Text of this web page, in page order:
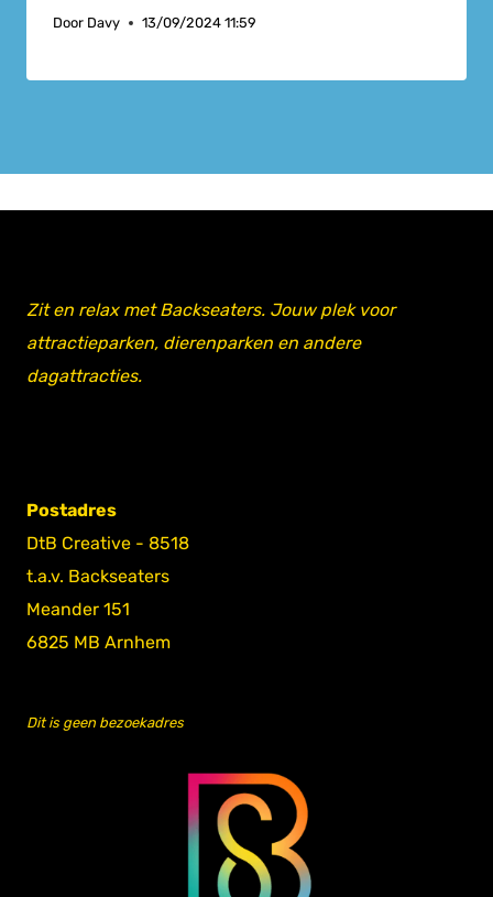
Door Davy 13/09/2024 11:59
Zit en relax met Backseaters. Jouw plek voor
attractieparken, dierenparken en andere
dagattracties.
Postadres
DtB Creative - 8518
t.a.v. Backseaters
Meander 151
6825 MB Arnhem
Dit is geen bezoekadres